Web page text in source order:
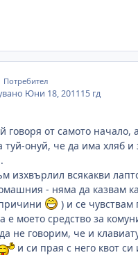
Потребител
Юни 18, 201115 гд
говоря от самото начало,
туй-онуй, че да има хляб
изхвърлил всякакви
- няма да казвам
) и се чувствам
е моето средство за
не говорим, че и
и си прая с него квот си